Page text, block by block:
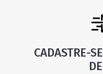
CADASTRE-